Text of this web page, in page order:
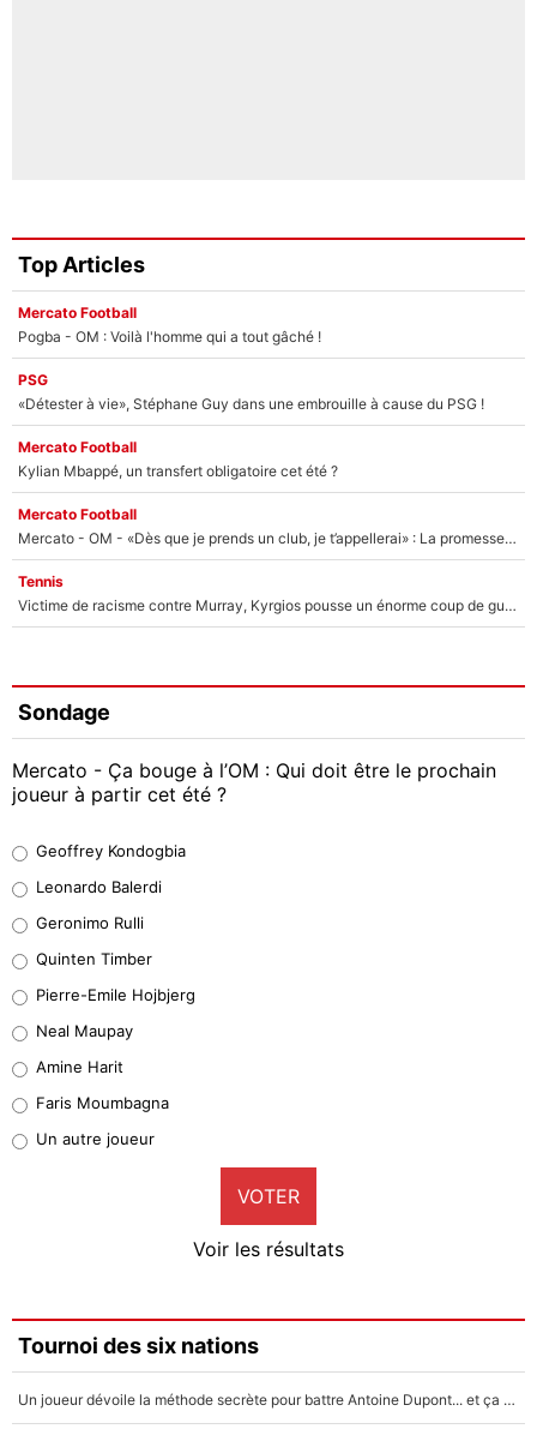
Top Articles
Mercato Football
Pogba - OM : Voilà l'homme qui a tout gâché !
PSG
«Détester à vie», Stéphane Guy dans une embrouille à cause du PSG !
Mercato Football
Kylian Mbappé, un transfert obligatoire cet été ?
Mercato Football
Mercato - OM - «Dès que je prends un club, je t’appellerai» : La promesse de Marcelino au moment de claquer la porte
Tennis
Victime de racisme contre Murray, Kyrgios pousse un énorme coup de gueule !
Sondage
Mercato - Ça bouge à l’OM : Qui doit être le prochain
joueur à partir cet été ?
38%
32%
5%
1%
9%
Faris Moumbagna
4%
Un autre joueur
Geoffrey Kondogbia
Leonardo Balerdi
Geronimo Rulli
Quinten Timber
Pierre-Emile Hojbjerg
Neal Maupay
Amine Harit
Faris Moumbagna
Un autre joueur
VOTER
Voir les résultats
Tournoi des six nations
Un joueur dévoile la méthode secrète pour battre Antoine Dupont... et ça marche !